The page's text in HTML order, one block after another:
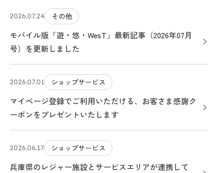
2026.07.24 その他
モバイル版「遊・悠・WesT」最新記事（2026年07月
号）を更新しました
2026.07.01 ショップサービス
マイページ登録でご利用いただける、お客さま感謝ク
ーポンをプレゼントいたします
2026.06.17 ショップサービス
兵庫県のレジャー施設とサービスエリアが連携して